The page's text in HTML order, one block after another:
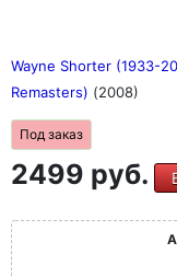
Wayne Shorter (1933-
Remasters) (2008)
Под заказ
2499 руб.